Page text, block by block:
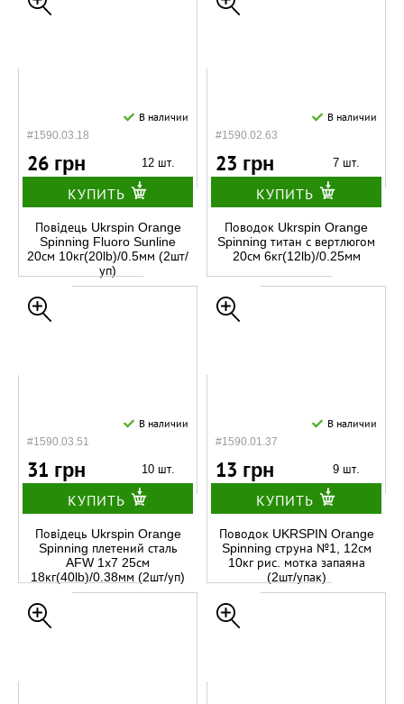
#1590.03.18
В наличии
26 грн 12 шт.
КУПИТЬ
Повідець Ukrspin Orange
Spinning Fluoro Sunline
20см 10кг(20lb)/0.5мм (2шт/
уп)
#1590.02.63
В наличии
23 грн 7 шт.
КУПИТЬ
Поводок Ukrspin Orange
Spinning титан с вертлюгом
20см 6кг(12lb)/0.25мм
#1590.03.51
В наличии
31 грн 10 шт.
КУПИТЬ
Повідець Ukrspin Orange
Spinning плетений сталь
AFW 1х7 25см
18кг(40lb)/0.38мм (2шт/уп)
#1590.01.37
В наличии
13 грн 9 шт.
КУПИТЬ
Поводок UKRSPIN Orange
Spinning струна №1, 12см
10кг рис. мотка запаяна
(2шт/упак)